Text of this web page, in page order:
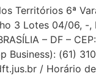
Territórios 6ª
3 Lotes 04/06, -
– DF –
Business): (61)
/ Horário